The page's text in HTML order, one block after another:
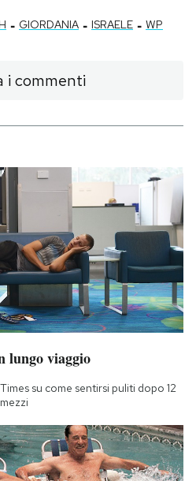
- GIORDANIA - ISRAELE - WP
i commenti
lungo viaggio
su come sentirsi puliti dopo 12